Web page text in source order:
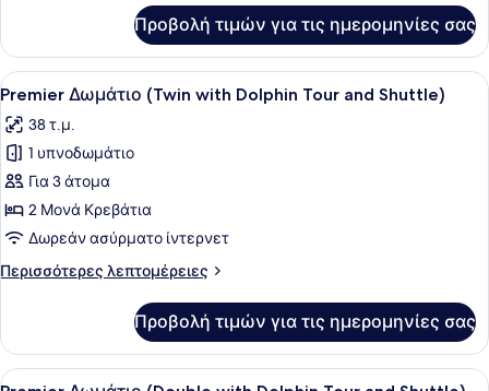
Tour
and
Shuttle)
Δωμάτιο,
Θέα
στον
(Twin
with
Dolphin
Tour
and
Shuttle)
Προβολή τιμών για τις ημερομηνίες σας
Προβολή
όλων
των
φωτογραφιών
για
Premier
Δωμάτιο
(Twin
with
and
Shuttle)
Ένα δωμάτιο ξενοδοχείου με δύο
5
Premier Δωμάτιο (Twin with Dolphin Tour and Shuttle)
38 τ.μ.
1 υπνοδωμάτιο
Για 3 άτομα
2 Μονά Κρεβάτια
Δωρεάν ασύρματο ίντερνετ
Περισσότερες λεπτομέρειες
Περισσότερες
Δωμάτιο
(Twin
Προβολή τιμών για τις ημερομηνίες σας
Προβολή
Ένα κρεβάτι με λευκά σεντόνια